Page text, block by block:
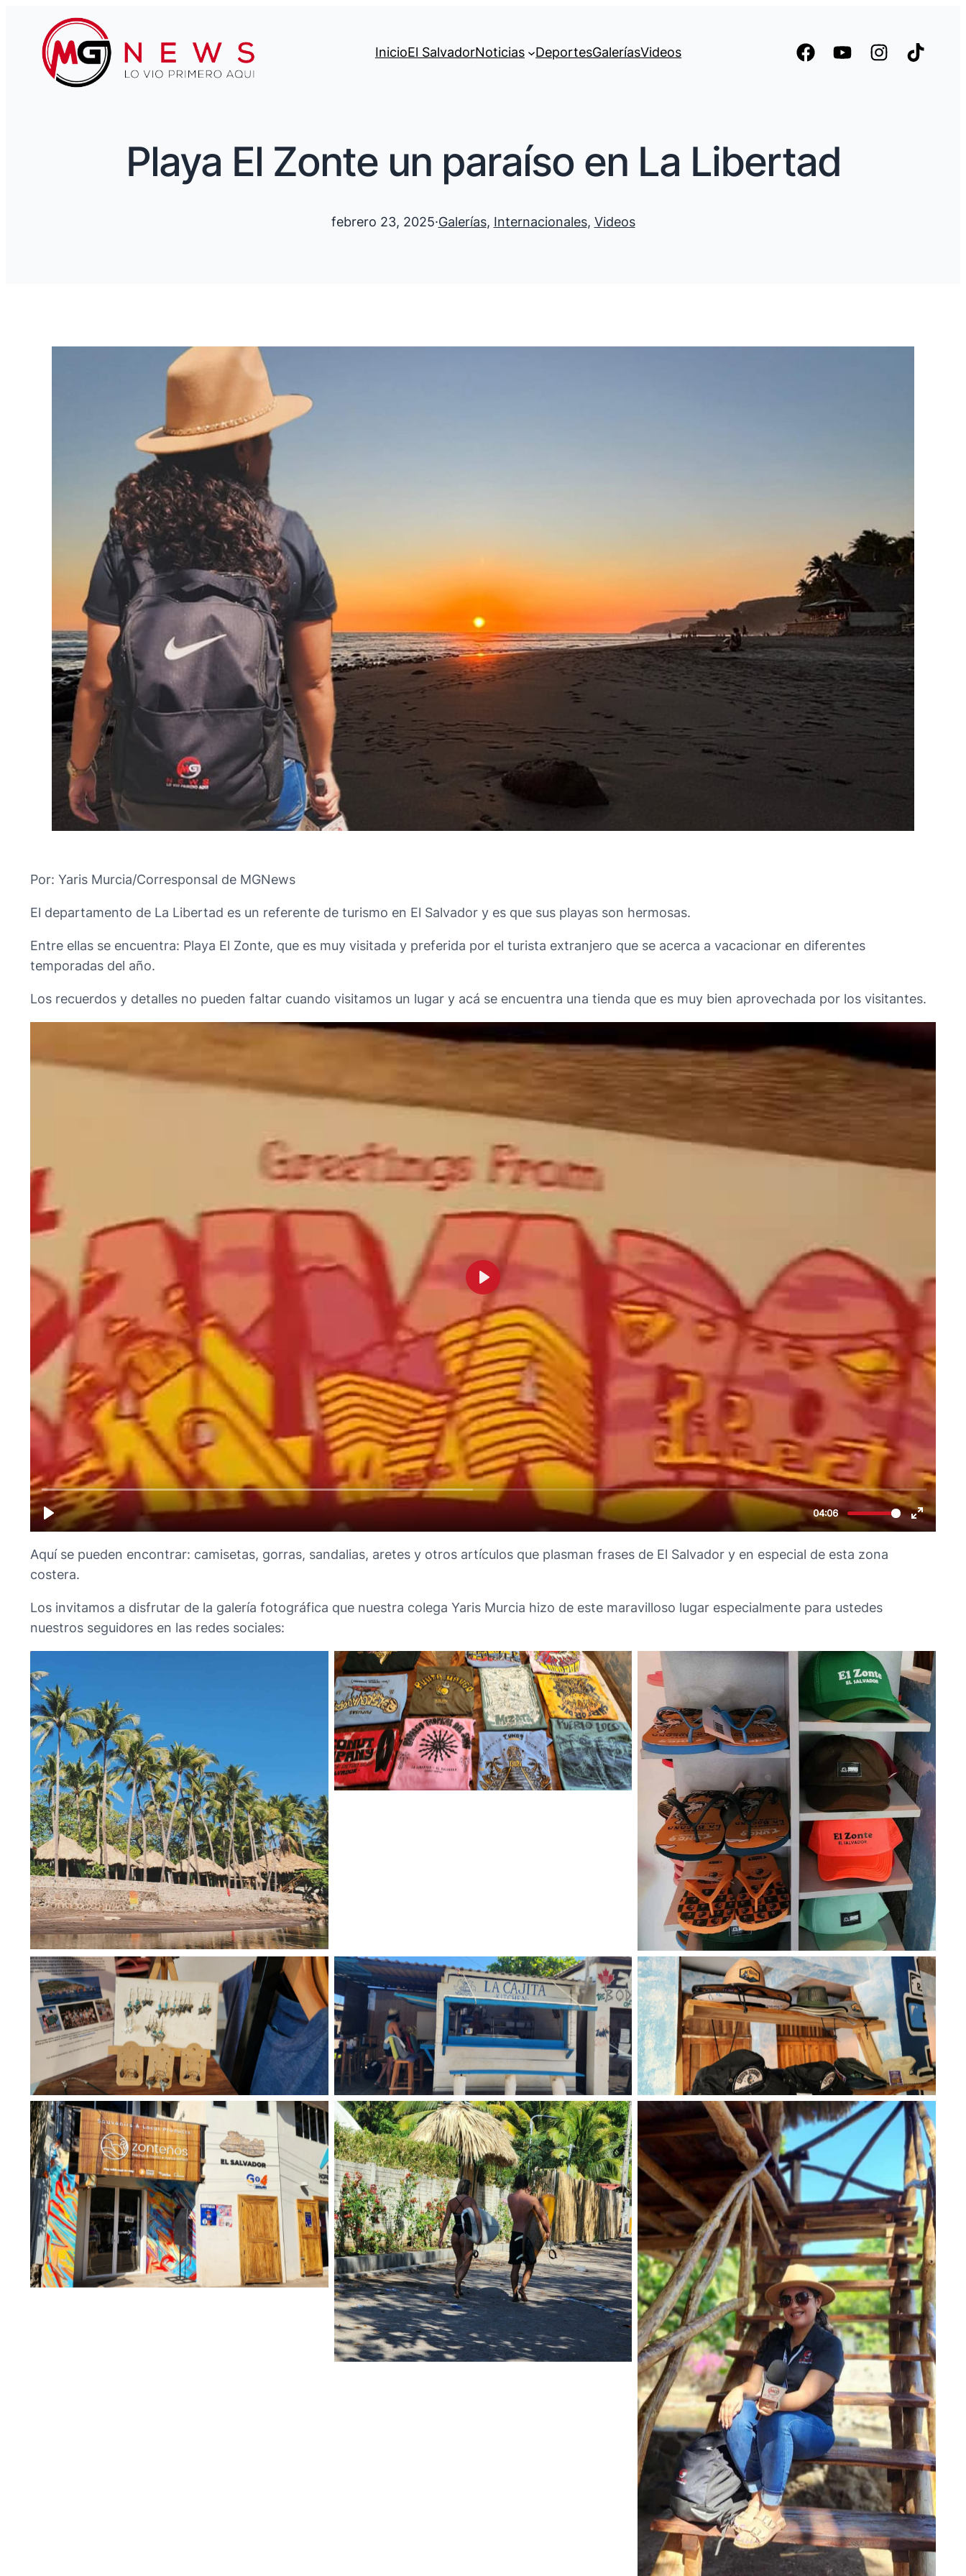
InicioEl SalvadorNoticias DeportesGaleríasVideos
Playa El Zonte un paraíso en La Libertad
febrero 23, 2025·Galerías, Internacionales, Videos
Por: Yaris Murcia/Corresponsal de MGNews
El departamento de La Libertad es un referente de turismo en El Salvador y es que sus playas son hermosas.
Entre ellas se encuentra: Playa El Zonte, que es muy visitada y preferida por el turista extranjero que se acerca a vacacionar en diferentes
temporadas del año.
Los recuerdos y detalles no pueden faltar cuando visitamos un lugar y acá se encuentra una tienda que es muy bien aprovechada por los visitantes.
Aquí se pueden encontrar: camisetas, gorras, sandalias, aretes y otros artículos que plasman frases de El Salvador y en especial de esta zona
costera.
Los invitamos a disfrutar de la galería fotográfica que nuestra colega Yaris Murcia hizo de este maravilloso lugar especialmente para ustedes
nuestros seguidores en las redes sociales:
No Caption
No Caption
No Caption
No Caption No Caption No Caption
No Caption
No Caption
No Caption